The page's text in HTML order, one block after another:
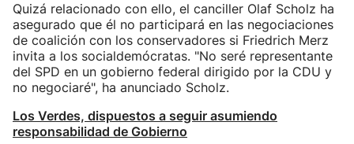
Quizá relacionado con ello, el canciller Olaf Scholz ha
asegurado que él no participará en las negociaciones
de coalición con los conservadores si Friedrich Merz
invita a los socialdemócratas. "No seré representante
del SPD en un gobierno federal dirigido por la CDU y
no negociaré", ha anunciado Scholz.
Los Verdes, dispuestos a seguir asumiendo
responsabilidad de Gobierno